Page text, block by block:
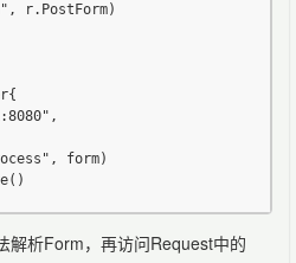
解析Form，再访问Request中的